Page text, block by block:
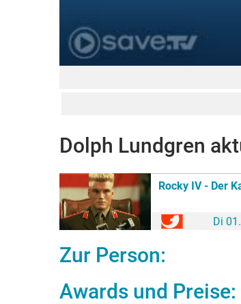
Dolph Lundgren
Rocky IV - Der
Di
Zur Person:
Awards und Preise: